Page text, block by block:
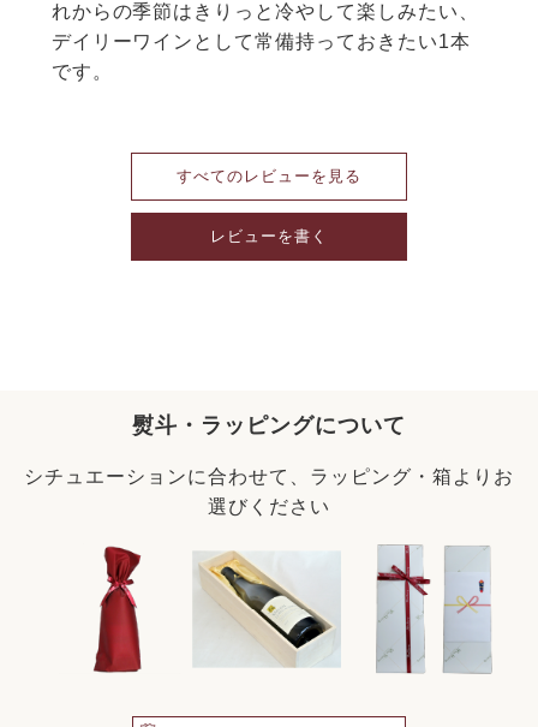
れからの季節はきりっと冷やして楽しみたい、
デイリーワインとして常備持っておきたい1本
です。
すべてのレビューを見る
レビューを書く
熨斗・ラッピングについて
シチュエーションに合わせて、ラッピング・箱よりお
選びください